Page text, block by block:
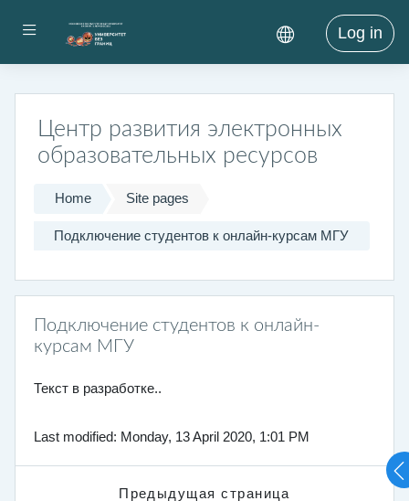
Side panel Log in
Центр развития электронных
образовательных ресурсов
Home Site pages
Подключение студентов к онлайн-курсам МГУ
Подключение студентов к онлайн-
курсам МГУ
Текст в разработке..
Last modified: Monday, 13 April 2020, 1:01 PM
Предыдущая страница